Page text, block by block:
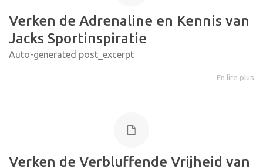
Verken de Adrenaline en Kennis van
Jacks Sportinspiratie
Auto-generated post_excerpt
En lire plus
Verken de Verbluffende Vrijheid van